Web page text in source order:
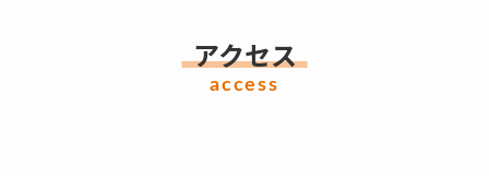
アクセス
access